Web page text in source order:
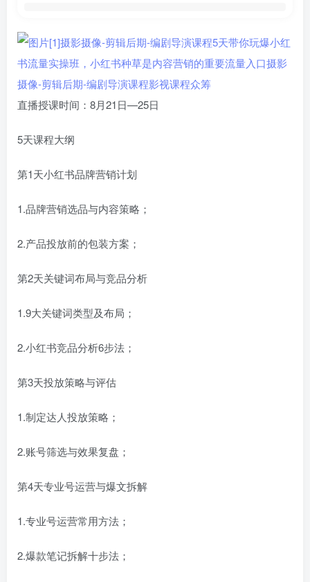
直播授课时间：8月21日—25日
5天课程大纲
第1天小红书品牌营销计划
1.品牌营销选品与内容策略；
2.产品投放前的包装方案；
第2天关键词布局与竞品分析
1.9大关键词类型及布局；
2.小红书竞品分析6步法；
第3天投放策略与评估
1.制定达人投放策略；
2.账号筛选与效果复盘；
第4天专业号运营与爆文拆解
1.专业号运营常用方法；
2.爆款笔记拆解十步法；